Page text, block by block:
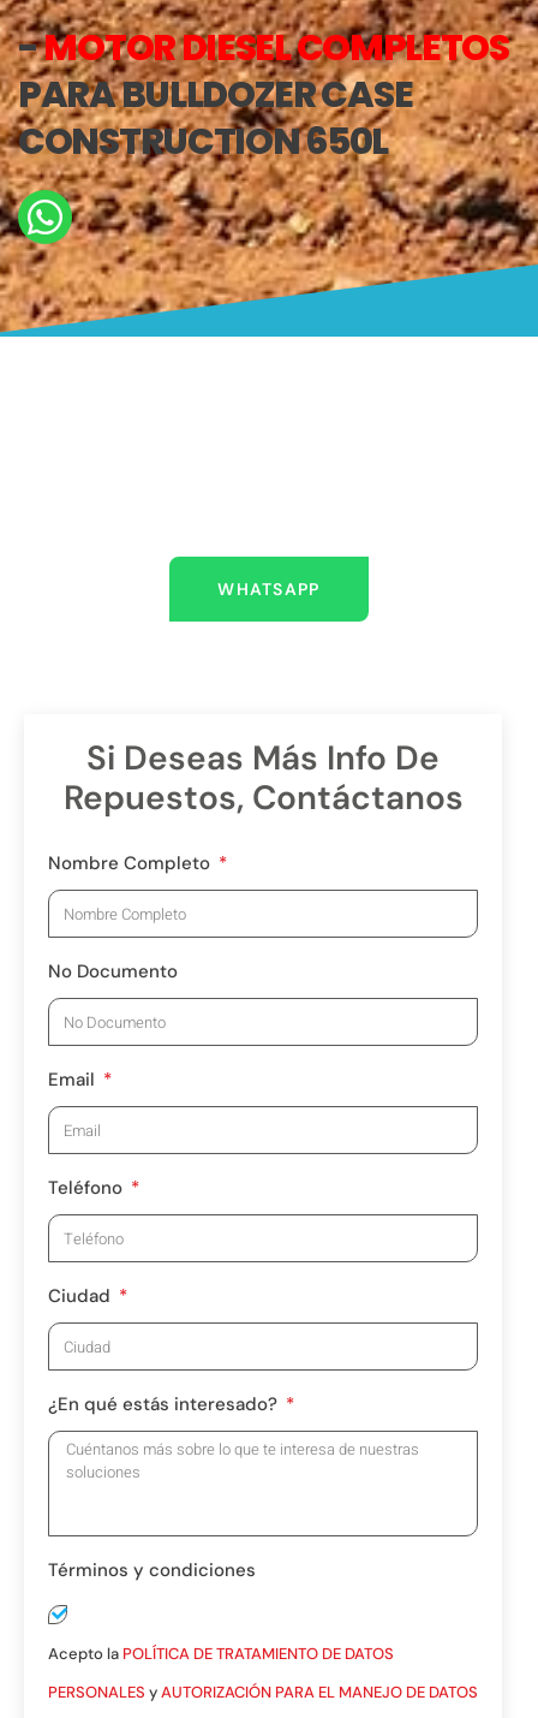
-MOTOR DIESEL COMPLETOS
PARA BULLDOZER CASE
CONSTRUCTION 650L
WHATSAPP
Si Deseas Más Info De
Repuestos, Contáctanos
Nombre Completo
No Documento
Email
Teléfono
Ciudad
¿En qué estás interesado?
Términos y condiciones
Acepto la POLÍTICA DE TRATAMIENTO DE DATOS
PERSONALES yAUTORIZACIÓN PARA EL MANEJO DE DATOS